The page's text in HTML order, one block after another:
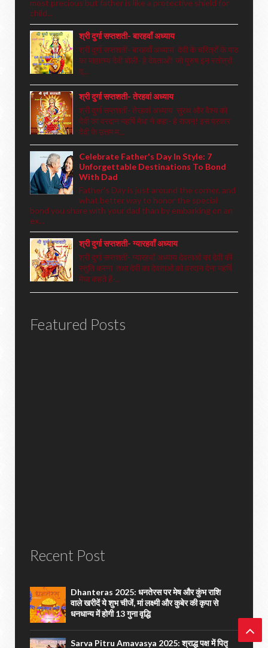
most precious but father is like a protective shield for
child...
श्री दुर्गा सप्तशती- बारहवाँ अध्याय
श्री दुर्गा सप्तशती- बारहवाँ अध्याय देवी के चरित्रों के पाठ
का माहात्म्य देवी बोली- हे देवताओं! जो पुरुष इन स्तोत्रों
द्...
श्री दुर्गा सप्तशती- तेरहवां अध्याय
श्री दुर्गा सप्तशती- तेरहवां अध्याय सुरथ और वैश्य को
देवी का वरदान महर्षि मेधा ने कहा- हे राजन्! इस प्रकार
देवी के उत्तम म...
Celebrate Father's Day In Style: 7
Unforgettable Destinations To Bond
With Dad
Father's Day is just around the corner, and
what better way to honor the special
bond you share with your dad than by embarking on an
ex...
श्री दुर्गा सप्तशती- ग्यारहवाँ अध्याय
श्री दुर्गा सप्तशती- ग्यारहवाँ अध्याय देवताओं का देवी की
स्तुति करना तथा देवी का देवताओं को वरदान देना महर्षि
मेधा कहते हैं-...
Featured Posts
Recent Post
Dhanteras 2025: धनतेरस पर मेष और कुंभ राशि
वाले खरीदें ये शुभ चीजें, मां लक्ष्मी और कुबेर की कृपा से
धनधान्य में होगी 13 गुना वृद्धि
Sarva Pitru Amavasya 2025: श्राद्ध पक्ष में पितृ